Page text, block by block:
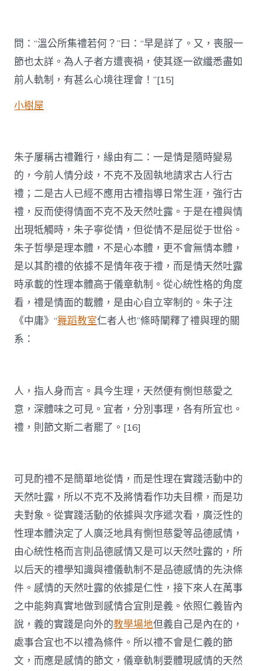
問：“溫公所集禮若何？”曰：“早是詳了。又，喪服一
節也太詳。為人子者方遭喪禍，使其逐一欲纖悉盡如
前人軌制，有甚么心境往理會！”[15]
小樹屋
朱子屢稱古禮難行，緣由有二：一是情是隨時變易
的，今前人情分歧，不克不及固執地請求古人行古
禮；二是古人已經不應用古禮指導日常生涯，強行古
禮，反而使得情面不克不及天然吐露。于是在禮與情
出現牴觸時，朱子寧從情，但從情不是屈從于世俗。
朱子哲學是理本體，不是心本體，更不會無情本體，
是以其酌禮的依據不是情年夜于禮，而是情天然吐露
時承載的性理本體高于儀章軌制。從心統性格的角度
看，禮是情面的載體，是由心自立宰制的。朱子注
《中庸》“舞蹈教室仁者人也”條時闡釋了禮與理的關
系：
人，指人身而言。具今生理，天然便有惻怛慈愛之
意，深體味之可見。宜者，分別事理，各有所宜也。
禮，則節文斯二者罷了。[16]
可見酌禮不是簡單地從情，而是性理在實踐活動中的
天然吐露，所以不克不及將情看作功夫目標，而是功
夫對象。從實踐活動的依據與次序遞次看，廣泛性的
性理本體決定了人廣泛地具有惻怛慈愛等品德感情，
由心統性格而言則品德感情又是可以天然吐露的，所
以后天的禮學知識與禮儀軌制不是品德感情的先決條
件。感情的天然吐露的依據是仁性，接下來人在萬事
之中能夠真實地做到感情合宜則是義。依照仁義皆內
說，義的實踐是向外的教學場地但義自己是內在的，
處事合宜也不以禮為條件。所以禮不會是仁義的節
文，而應是感情的節文，儀章軌制要體現感情的天然